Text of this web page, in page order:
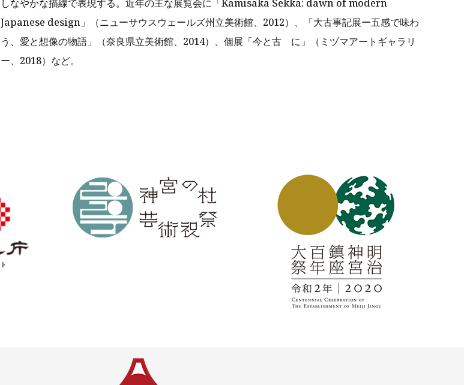
しなやかな描線で表現する。近年の主な展覧会に「Kamisaka Sekka: dawn of modern
Japanese design」（ニューサウスウェールズ州立美術館、2012）、「大古事記展ー五感で味わ
う、愛と想像の物語」（奈良県立美術館、2014）、個展「今と古ゝに」（ミヅマアートギャラリ
ー、2018）など。